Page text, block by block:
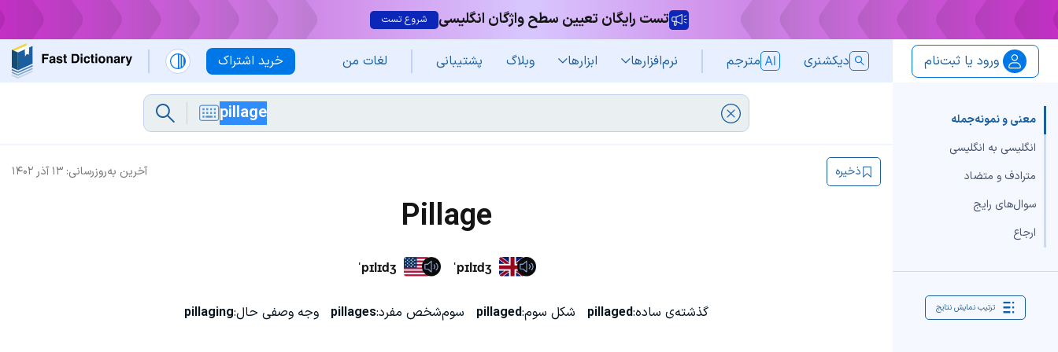
تست رایگان تعیین سطح واژگان انگلیسی شروع تست
خرید اشتراک ورود یا ثبت‌نام دیکشنری مترجم نرم‌افزار‌ها ابزارها وبلاگ پشتیبانی لغات من
معنی و نمونه‌جمله
انگلیسی به انگلیسی
مترادف و متضاد
سوال‌های رایج
ارجاع
ترتیب نمایش نتایج
آخرین به‌روزرسانی: ۱۳ آذر ۱۴۰۲ ذخیره
Pillage
ˈpɪlɪdʒ ˈpɪlɪdʒ
گذشته‌ی ساده:pillaged شکل سوم:pillaged سوم‌شخص مفرد:pillages وجه وصفی حال:pillaging